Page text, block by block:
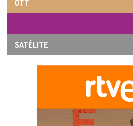
OTT
SATÉLITE